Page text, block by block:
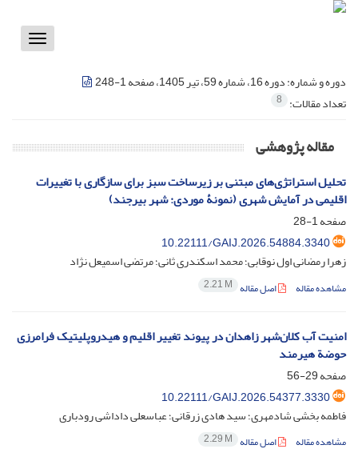
Toggle
دوره و شماره:دوره 16، شماره 59، تیر 1405، صفحه 1-248
تعداد مقالات: 8
مقاله پژوهشی
تحلیل استراتژی‌های مبتنی بر زیرساخت سبز برای سازگاری با تغییرات
اقلیمی در آمایش شهری (نمونۀ موردی: شهر بیرجند)
صفحه1-28
10.22111/GAIJ.2026.54884.3340
زهرا رمضانی اول نوقابی؛ محمد اسکندری ثانی؛ مرتضی اسمیعل نژاد
مشاهده مقاله اصل مقاله 2.21 M
امنیت آب کلان‌شهر زاهدان در پیوند تغییر اقلیم و هیدروپلیتیک فرامرزی
حوضة هیرمند
صفحه29-56
10.22111/GAIJ.2026.54377.3330
فاطمه بخشی شادمهری؛ سید هادی زرقانی؛ عباسعلی داداشی رودباری
مشاهده مقاله اصل مقاله 2.29 M